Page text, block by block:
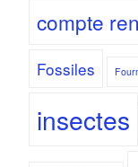
compte
Fossiles
insectes